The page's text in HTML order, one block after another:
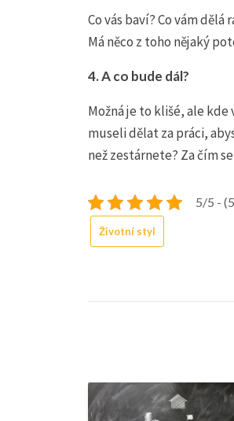
Co vás baví? Co vám
Má něco z toho nějaký
4.A co bude dál?
Možná je to klišé, ale
museli dělat za práci,
než zestárnete? Za čím
5/5 -
Životní styl